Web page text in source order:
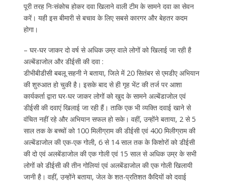
पूरी तरह निःसंकोच होकर दवा खिलाने वाली टीम के सामने दवा का सेवन
करें। यही इस बीमारी से बचाव के लिए सबसे कारगर और बेहतर कदम
होगा।
– घर-घर जाकर दो वर्ष से अधिक उम्र वाले लोगों को खिलाई जा रही है
अल्बेंडाजोल और डीईसी की दवा :
डीभीबीडीसी बबलू सहनी ने बताया, जिले में 20 सितंबर से एमडीए अभियान
की शुरुआत हो चुकी है। इसके बाद से ही गृह भेंट की तर्ज पर आशा
कार्यकर्ता द्वारा घर-घर जाकर लोगों को खुद के सामने अल्बेंडाजोल एवं
डीईसी की दवाएं खिलाई जा रही हैं। ताकि एक भी व्यक्ति दवाई खाने से
वंचित नहीं रहे और अभियान सफल हो सके। वहीं, उन्होंने बताया, 2 से 5
साल तक के बच्चों को 100 मिलीग्राम की डीईसी एवं 400 मिलीग्राम की
अल्बेंडाजोल की एक-एक गोली, 6 से 14 साल तक के किशोरों को डीईसी
की दो एवं अलबेंडाजोल की एक गोली एवं 15 साल से अधिक उम्र के सभी
लोगों को डीईसी की तीन गोलियां एवं अलबेंडाजोल की एक गोली खिलायी
जानी है। वहीं, उन्होंने बताया, जेल के शत-प्रतिशत कैदियों को दवाई